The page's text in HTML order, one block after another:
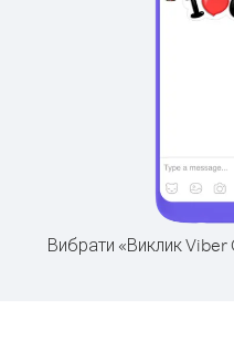
Вибрати «Виклик Viber